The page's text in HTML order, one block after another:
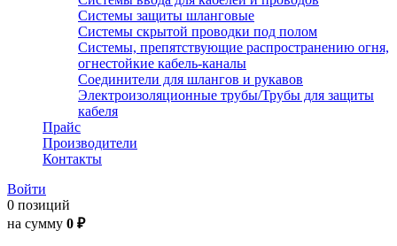
Системы защиты шланговые
Системы скрытой проводки под полом
Системы, препятствующие распространению огня,
огнестойкие кабель-каналы
Соединители для шлангов и рукавов
Электроизоляционные трубы/Трубы для защиты
кабеля
Прайс
Производители
Контакты
Войти
0 позиций
на сумму 0 ₽